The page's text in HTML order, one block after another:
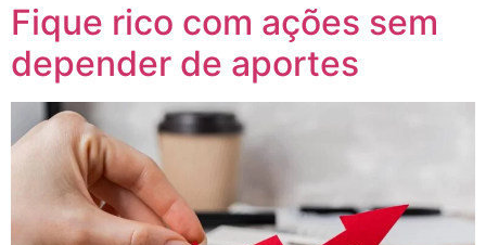
Fique rico com ações sem
depender de aportes